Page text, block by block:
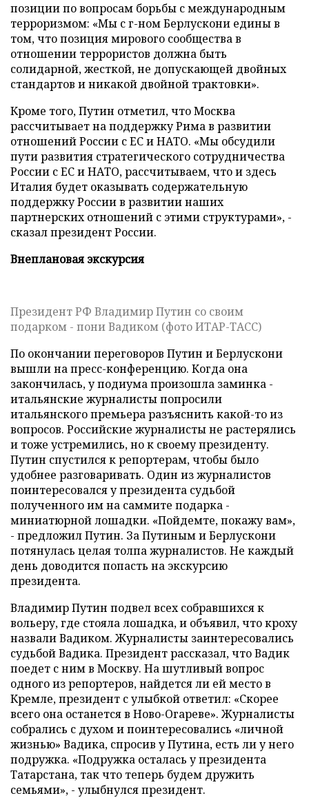
позиции по вопросам борьбы с международным
терроризмом: «Мы с г-ном Берлускони едины в
том, что позиция мирового сообщества в
отношении террористов должна быть
солидарной, жесткой, не допускающей двойных
стандартов и никакой двойной трактовки».
Кроме того, Путин отметил, что Москва
рассчитывает на поддержку Рима в развитии
отношений России с ЕС и НАТО. «Мы обсудили
пути развития стратегического сотрудничества
России с ЕС и НАТО, рассчитываем, что и здесь
Италия будет оказывать содержательную
поддержку России в развитии наших
партнерских отношений с этими структурами», -
сказал президент России.
Внеплановая экскурсия
Президент РФ Владимир Путин со своим
подарком - пони Вадиком (фото ИТАР-ТАСС)
По окончании переговоров Путин и Берлускони
вышли на пресс-конференцию. Когда она
закончилась, у подиума произошла заминка -
итальянские журналисты попросили
итальянского премьера разъяснить какой-то из
вопросов. Российские журналисты не растерялись
и тоже устремились, но к своему президенту.
Путин спустился к репортерам, чтобы было
удобнее разговаривать. Один из журналистов
поинтересовался у президента судьбой
полученного им на саммите подарка -
миниатюрной лошадки. «Пойдемте, покажу вам»,
- предложил Путин. За Путиным и Берлускони
потянулась целая толпа журналистов. Не каждый
день доводится попасть на экскурсию
президента.
Владимир Путин подвел всех собравшихся к
вольеру, где стояла лошадка, и объявил, что кроху
назвали Вадиком. Журналисты заинтересовались
судьбой Вадика. Президент рассказал, что Вадик
поедет с ним в Москву. На шутливый вопрос
одного из репортеров, найдется ли ей место в
Кремле, президент с улыбкой ответил: «Скорее
всего она останется в Ново-Огареве». Журналисты
собрались с духом и поинтересовались «личной
жизнью» Вадика, спросив у Путина, есть ли у него
подружка. «Подружка осталась у президента
Татарстана, так что теперь будем дружить
семьями», - улыбнулся президент.